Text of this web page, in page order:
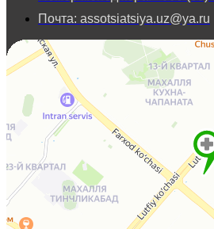
Почта: assotsiatsiya.uz@ya.ru